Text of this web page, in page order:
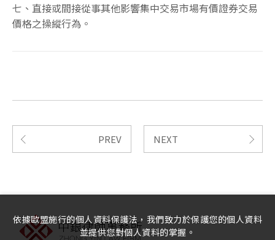
七、直接或間接從事其他影響集中交易市場有價證券交易
價格之操縱行為。
PREV NEXT
依據歐盟施行的個人資料保護法，我們致力於保護您的個人資料
並提供您對個人資料的掌握。